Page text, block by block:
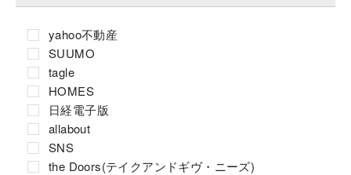
yahoo不動産
SUUMO
tagle
HOMES
日経電子版
allabout
SNS
the Doors(テイクアンドギヴ・ニーズ)